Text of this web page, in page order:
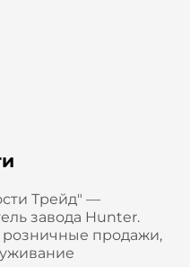
Трейд" —
завода Hunter.
продажи,